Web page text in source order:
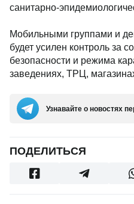
санитарно-
Мобильными группами и
будет усилен контроль за
безопасности и режима
заведениях, ТРЦ,
Узнавайте о новостях
ПОДЕЛИТЬСЯ